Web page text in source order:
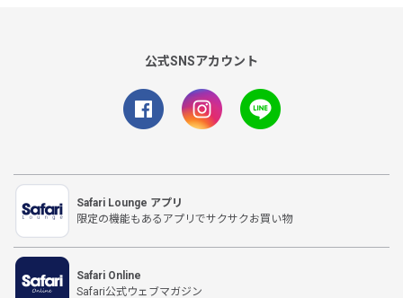
公式SNSアカウント
Safari Lounge アプリ
限定の機能もあるアプリでサクサクお買い物
Safari Online
Safari公式ウェブマガジン